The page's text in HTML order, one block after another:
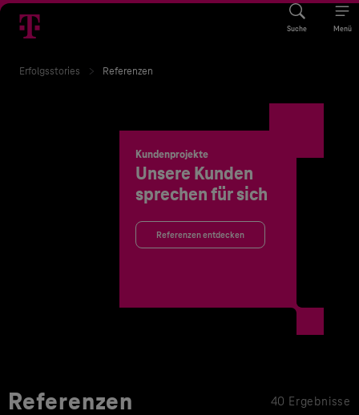
Suche Menü
Erfolgsstories Referenzen
Kundenprojekte
Unsere Kunden
sprechen für sich
Referenzen entdecken
Referenzen 40 Ergebnisse